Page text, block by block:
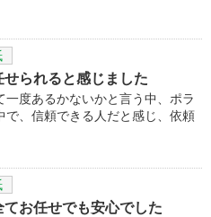
られると感じました
度あるかないかと言う中、ポラ
で、信頼できる人だと感じ、依頼
お任せでも安心でした